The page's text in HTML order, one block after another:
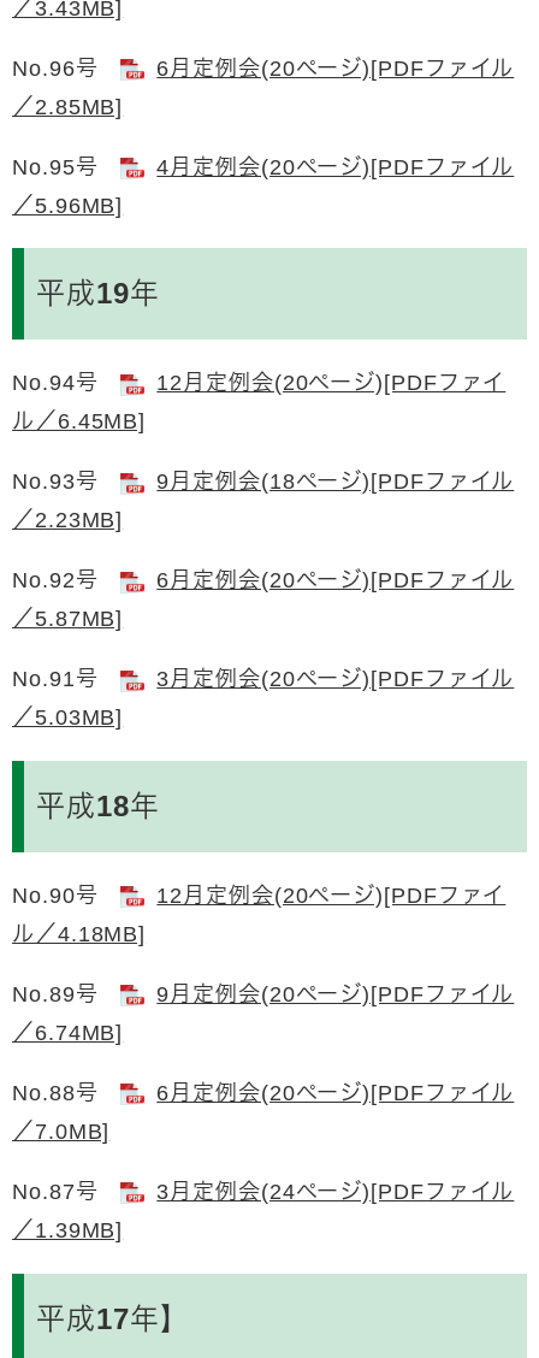
／3.43MB]
No.96号
6月定例会(20ページ)[PDFファイル
／2.85MB]
No.95号
4月定例会(20ページ)[PDFファイル
／5.96MB]
平成19年
No.94号
12月定例会(20ページ)[PDFファイ
ル／6.45MB]
No.93号
9月定例会(18ページ)[PDFファイル
／2.23MB]
No.92号
6月定例会(20ページ)[PDFファイル
／5.87MB]
No.91号
3月定例会(20ページ)[PDFファイル
／5.03MB]
平成18年
No.90号
12月定例会(20ページ)[PDFファイ
ル／4.18MB]
No.89号
9月定例会(20ページ)[PDFファイル
／6.74MB]
No.88号
6月定例会(20ページ)[PDFファイル
／7.0MB]
No.87号
3月定例会(24ページ)[PDFファイル
／1.39MB]
平成17年】